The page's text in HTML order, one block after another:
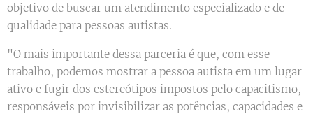
objetivo de buscar um atendimento especializado e de
qualidade para pessoas autistas.
"O mais importante dessa parceria é que, com esse
trabalho, podemos mostrar a pessoa autista em um lugar
ativo e fugir dos estereótipos impostos pelo capacitismo,
responsáveis por invisibilizar as potências, capacidades e